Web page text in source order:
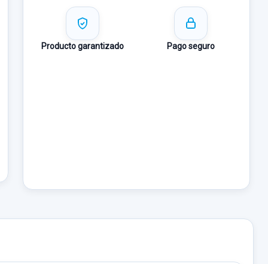
Producto garantizado Pago seguro